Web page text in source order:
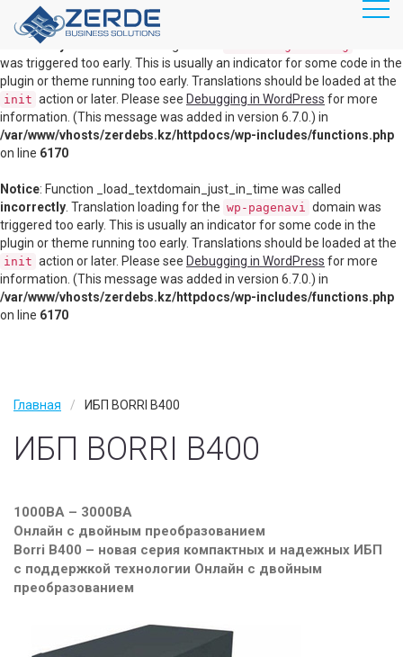
Notice: Function _load_textdomain_just_in_time was called
incorrectly
was triggered too early. This is usually an indicator for some code in the
plugin or theme running too early. Translations should be loaded at the
init action or later. Please see Debugging in WordPress for more
information. (This message was added in version 6.7.0.) in
/var/www/vhosts/zerdebs.kz/httpdocs/wp-includes/functions.php
on line 6170
Notice: Function _load_textdomain_just_in_time was called
incorrectly . Translation loading for the wp-pagenavi domain was
triggered too early. This is usually an indicator for some code in the
plugin or theme running too early. Translations should be loaded at the
init action or later. Please see Debugging in WordPress for more
information. (This message was added in version 6.7.0.) in
/var/www/vhosts/zerdebs.kz/httpdocs/wp-includes/functions.php
on line 6170
Главная
Продукты
Маршрутизация, коммутация
Информационная безопасность
Видеоконференц связь
Серверное оборудование
Системы хранения данных
Veeam
Wan Оптимизация
IT аутсорсинг
Тех. поддержка
О компании
Главная ИБП BORRI B400
ИБП BORRI B400
1000ВА – 3000ВА
Онлайн с двойным преобразованием
Borri B400 – новая серия компактных и надежных ИБП
с поддержкой технологии Онлайн с двойным
преобразованием